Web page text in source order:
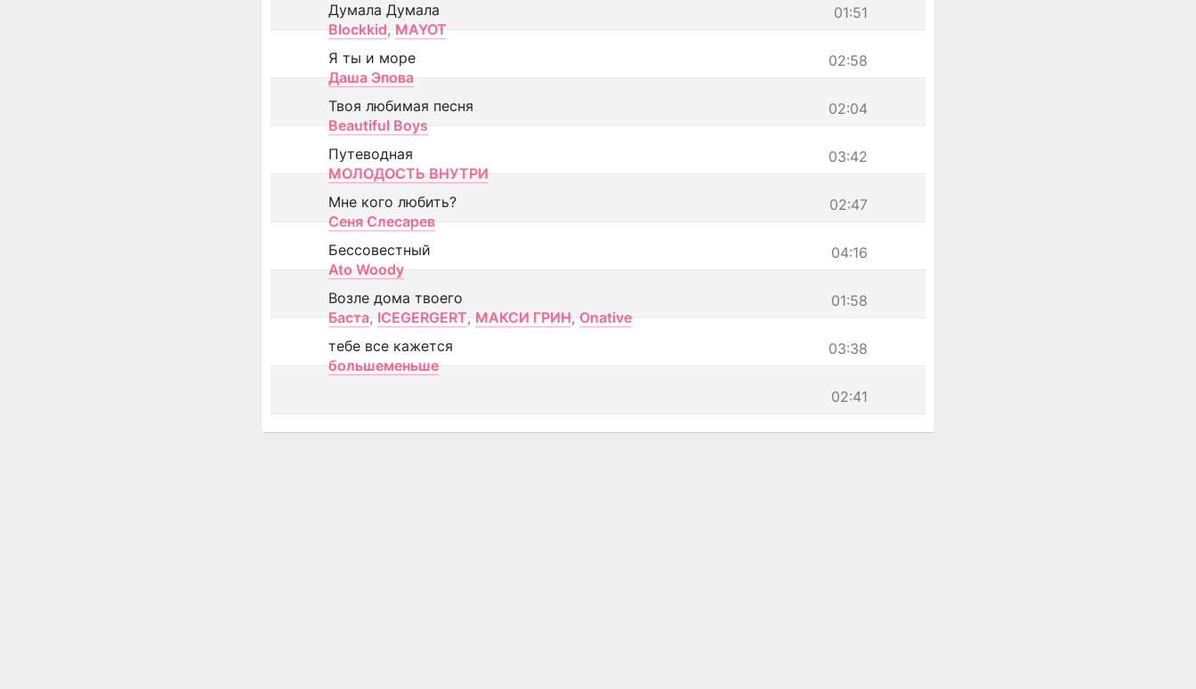
01:51
Думала Думала
Blockkid, MAYOT
02:58
Я ты и море
Даша Эпова
02:04
Твоя любимая песня
Beautiful Boys
03:42
Путеводная
МОЛОДОСТЬ ВНУТРИ
02:47
Мне кого любить?
Сеня Слесарев
04:16
Бессовестный
Ato Woody
01:58
Возле дома твоего
Баста, ICEGERGERT, МАКСИ ГРИН, Onative
03:38
тебе все кажется
большеменьше
02:41